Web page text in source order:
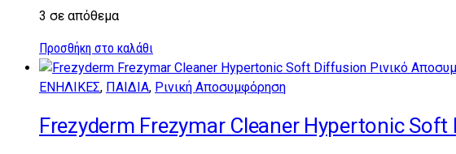
3 σε απόθεμα
Προσθήκη στο καλάθι
ΕΝΗΛΙΚΕΣ, ΠΑΙΔΙΑ, Ρινική Αποσυμφόρηση
Frezyderm Frezymar Cleaner Hypertonic